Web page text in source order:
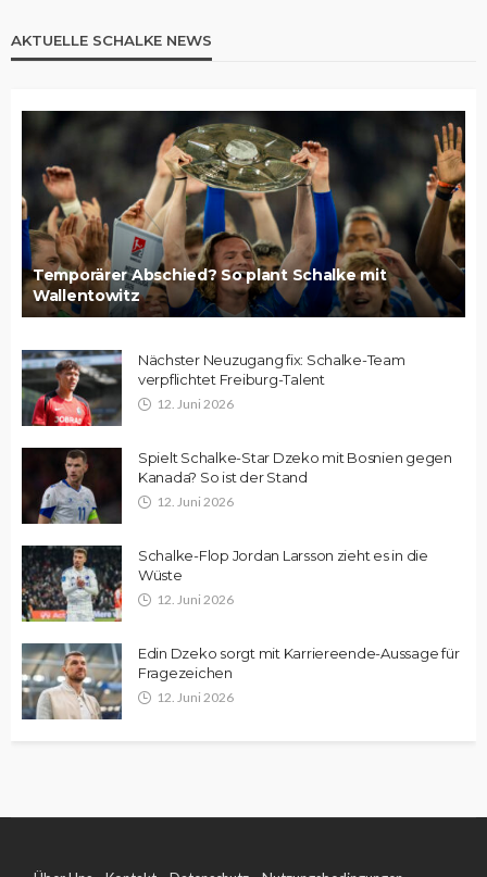
AKTUELLE SCHALKE NEWS
Temporärer Abschied? So plant Schalke mit
Wallentowitz
Nächster Neuzugang fix: Schalke-Team
verpflichtet Freiburg-Talent
12. Juni 2026
Spielt Schalke-Star Dzeko mit Bosnien gegen
Kanada? So ist der Stand
12. Juni 2026
Schalke-Flop Jordan Larsson zieht es in die
Wüste
12. Juni 2026
Edin Dzeko sorgt mit Karriereende-Aussage für
Fragezeichen
12. Juni 2026